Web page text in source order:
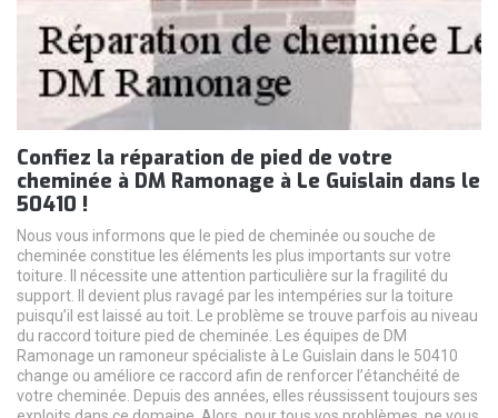
Confiez la réparation de pied de votre
cheminée à DM Ramonage à Le Guislain dans le
50410 !
Nous vous informons que le pied de cheminée ou souche de
cheminée constitue les éléments les plus importants sur votre
toiture. Il nécessite une attention particulière sur la fragilité du
support. Il devient plus ravagé par les intempéries sur la toiture
puisqu’il est laissé au toit. Le problème se trouve parfois au niveau
du raccord toiture pied de cheminée. Les équipes de DM
Ramonage un ramoneur spécialiste à Le Guislain dans le 50410
change ou améliore ce raccord afin de renforcer l’étanchéité de
votre cheminée. Depuis des années, elles réussissent toujours ses